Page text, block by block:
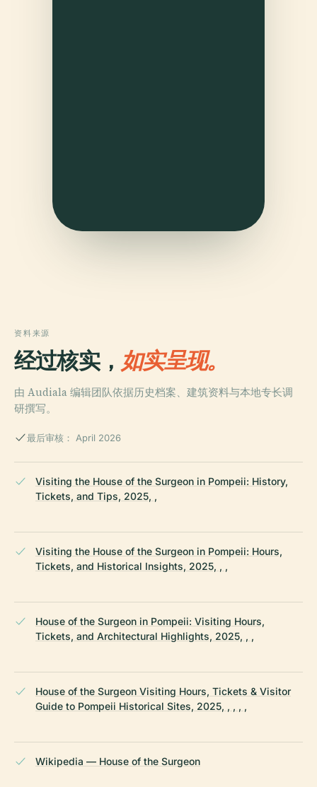
资料来源
经过核实， 如实呈现。
由 Audiala 编辑团队依据历史档案、建筑资料与本地专长调
研撰写。
最后审核： April 2026
Visiting the House of the Surgeon in Pompeii: History,
Tickets, and Tips, 2025, ,
Visiting the House of the Surgeon in Pompeii: Hours,
Tickets, and Historical Insights, 2025, , ,
House of the Surgeon in Pompeii: Visiting Hours,
Tickets, and Architectural Highlights, 2025, , ,
House of the Surgeon Visiting Hours, Tickets & Visitor
Guide to Pompeii Historical Sites, 2025, , , , ,
Wikipedia — House of the Surgeon